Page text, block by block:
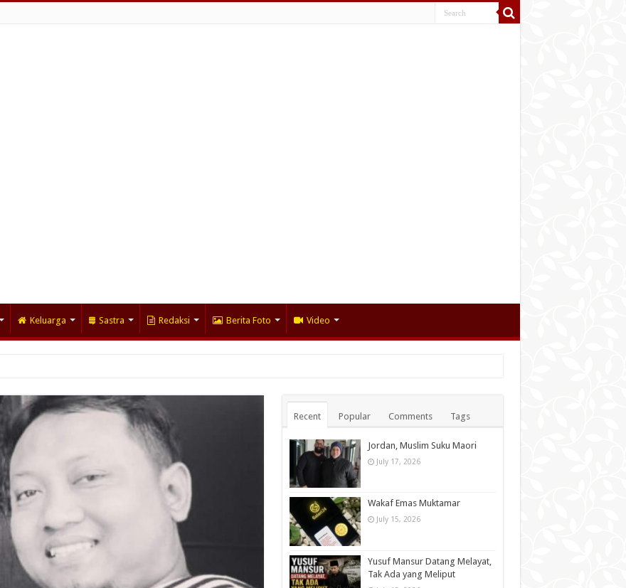
Keluarga Sastra Redaksi Berita Foto Video
Recent Popular Comments Tags
Jordan, Muslim Suku Maori
July 17, 2026
Wakaf Emas Muktamar
July 15, 2026
Yusuf Mansur Datang Melayat,
Tak Ada yang Meliput